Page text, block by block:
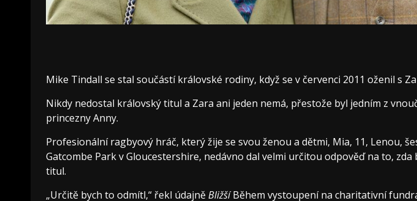
Mike Tindall se stal součástí královské rodiny, když se v červenci 2011 oženil s
Nikdy nedostal královský titul a Zara ani jeden nemá, přestože byl jedním z
princezny Anny.
Profesionální ragbyový hráč, který žije se svou ženou a dětmi, Mia, 11, Lenou,
Gatcombe Park v Gloucestershire, nedávno dal velmi určitou odpověď na to,
titul.
„Určitě bych to odmítl,“ řekl údajněBližšíBěhem vystoupení na charitativní